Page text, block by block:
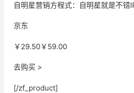
自明星营销方程式：自明星就是不错
京东
￥29.50￥59.00
去购买 >
[/zf_product]